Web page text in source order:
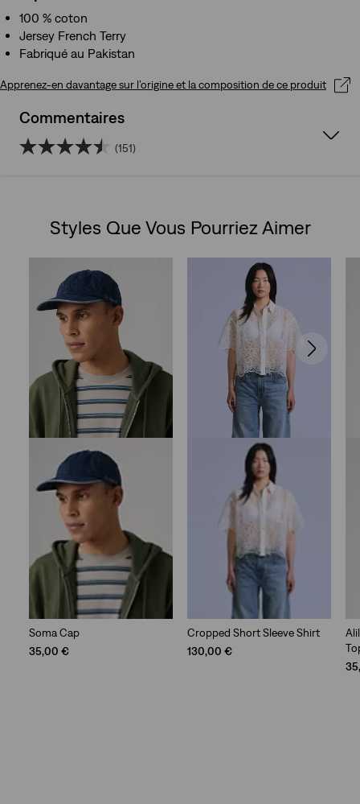
100 % coton
Jersey French Terry
Fabriqué au Pakistan
Apprenez-en davantage sur l’origine et la composition de ce produit
Commentaires
(151)
étoiles.
Styles Que Vous Pourriez Aimer
Soma Cap
35,00 €
Cropped Short Sleeve Shirt
130,00 €